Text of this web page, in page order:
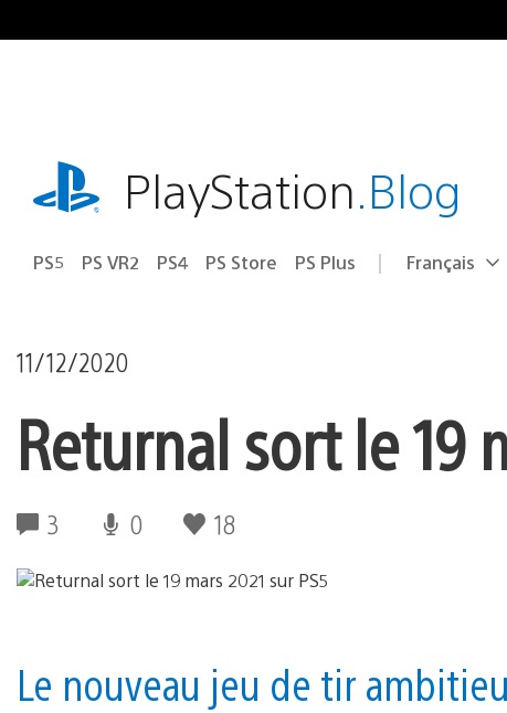
au
playstation.comPlayStation.Blog
PS5 PS VR2 PS4 PS Store PS Plus Choisir
Région
Français
11/12/2020
Returnal sort le 19
3 0 18
Le nouveau jeu de tir